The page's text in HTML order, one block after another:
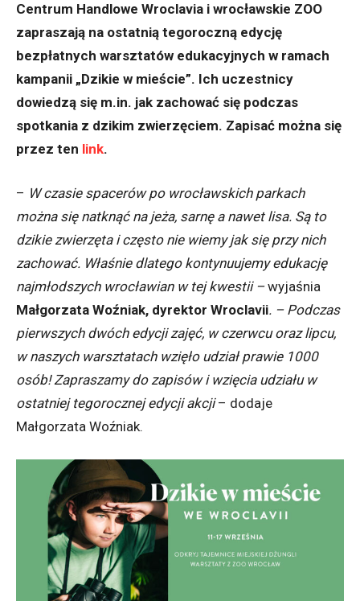
Centrum Handlowe Wroclavia i wrocławskie ZOO
zapraszają na ostatnią tegoroczną edycję
bezpłatnych warsztatów edukacyjnych w ramach
kampanii „Dzikie w mieście”. Ich uczestnicy
dowiedzą się m.in. jak zachować się podczas
spotkania z dzikim zwierzęciem. Zapisać można się
przez ten link.
– W czasie spacerów po wrocławskich parkach
można się natknąć na jeża, sarnę a nawet lisa. Są to
dzikie zwierzęta i często nie wiemy jak się przy nich
zachować. Właśnie dlatego kontynuujemy edukację
najmłodszych wrocławian w tej kwestii –wyjaśnia
Małgorzata Woźniak, dyrektor Wroclavii. – Podczas
pierwszych dwóch edycji zajęć, w czerwcu oraz lipcu,
w naszych warsztatach wzięło udział prawie 1000
osób! Zapraszamy do zapisów i wzięcia udziału w
ostatniej tegorocznej edycji akcji– dodaje
Małgorzata Woźniak.